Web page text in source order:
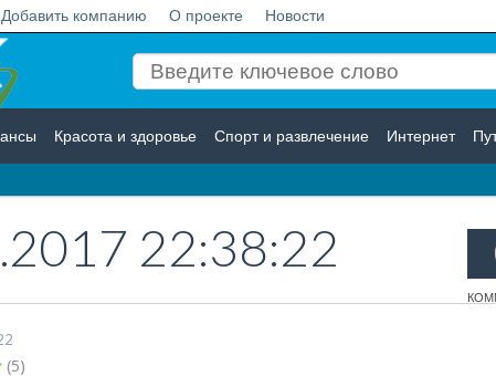
Добавить компанию О проекте Новости
Красота и здоровье Спорт и развлечение Интернет
22:38:22
(5)